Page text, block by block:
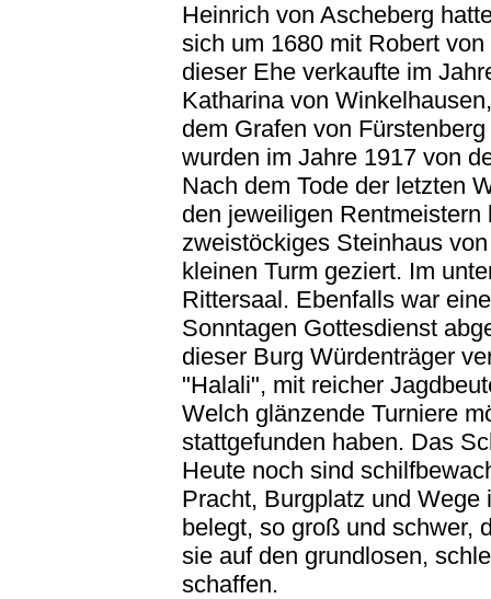
Heinrich von Ascheberg
sich um 1680 mit Robert
dieser Ehe verkaufte im
Katharina von
dem Grafen von
wurden im Jahre 1917 von
Nach dem Tode der letzten
den jeweiligen
zweistöckiges Steinhaus
kleinen Turm geziert. Im
Rittersaal. Ebenfalls war
Sonntagen Gottesdienst
dieser Burg Würdenträger
"Halali", mit reicher
Welch glänzende Turniere
stattgefunden haben. Das
Heute noch sind
Pracht, Burgplatz und
belegt, so groß und schwer,
sie auf den grundlosen,
schaffen.